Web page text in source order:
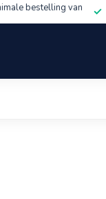
bestelling van